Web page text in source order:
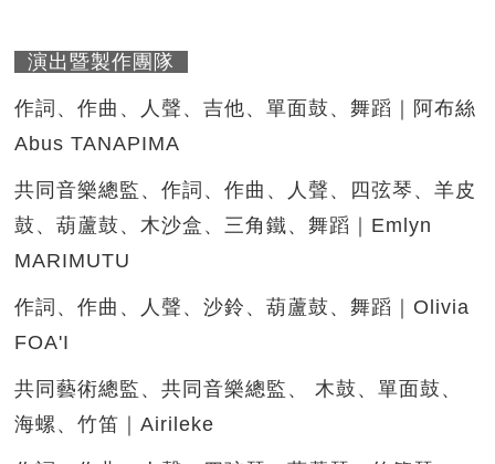
演出暨製作團隊
作詞、作曲、人聲、吉他、單面鼓、舞蹈｜阿布絲
Abus TANAPIMA
共同音樂總監、作詞、作曲、人聲、四弦琴、羊皮
鼓、葫蘆鼓、木沙盒、三角鐵、舞蹈｜Emlyn
MARIMUTU
作詞、作曲、人聲、沙鈴、葫蘆鼓、舞蹈｜Olivia
FOA'I
共同藝術總監、共同音樂總監、 木鼓、單面鼓、
海螺、竹笛｜Airileke